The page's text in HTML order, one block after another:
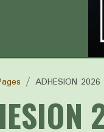
ADHESION 2026